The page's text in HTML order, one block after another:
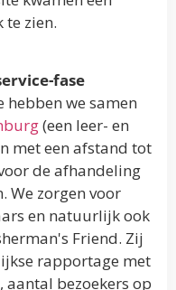
zien.
fase
hebben we samen
(een leer- en
met een afstand tot
de afhandeling
We zorgen voor
en natuurlijk ook
Friend. Zij
rapportage met
aantal bezoekers op